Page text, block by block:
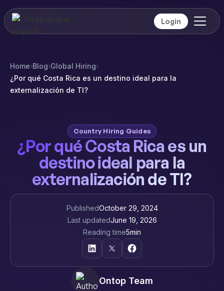
Login
Home›Blog›Global Hiring›
¿Por qué Costa Rica es un destino ideal para la
externalización de TI?
Country Hiring Guides
¿Por qué Costa Rica es un
destino ideal para la
externalización de TI?
PublishedOctober 29, 2024
Last updatedJune 19, 2026
Reading time5min
Ontop Team